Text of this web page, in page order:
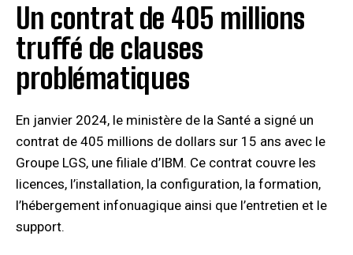
Un contrat de 405 millions
truffé de clauses
problématiques
En janvier 2024, le ministère de la Santé a signé un
contrat de 405 millions de dollars sur 15 ans avec le
Groupe LGS, une filiale d’IBM. Ce contrat couvre les
licences, l’installation, la configuration, la formation,
l’hébergement infonuagique ainsi que l’entretien et le
support.